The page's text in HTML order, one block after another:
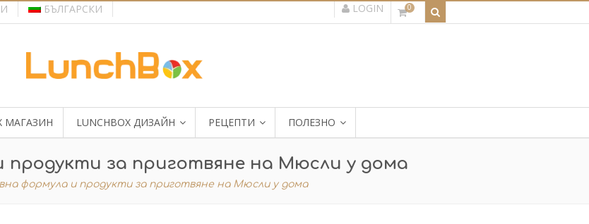
БЪЛГАРСКИ LOGIN 0
МАГАЗИН LUNCHBOX ДИЗАЙН РЕЦЕПТИ ПОЛЕЗНО
продукти за приготвяне на Мюсли у дома
формула и продукти за приготвяне на Мюсли у дома